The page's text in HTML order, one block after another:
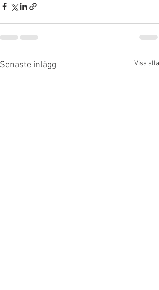
Senaste inlägg Visa alla